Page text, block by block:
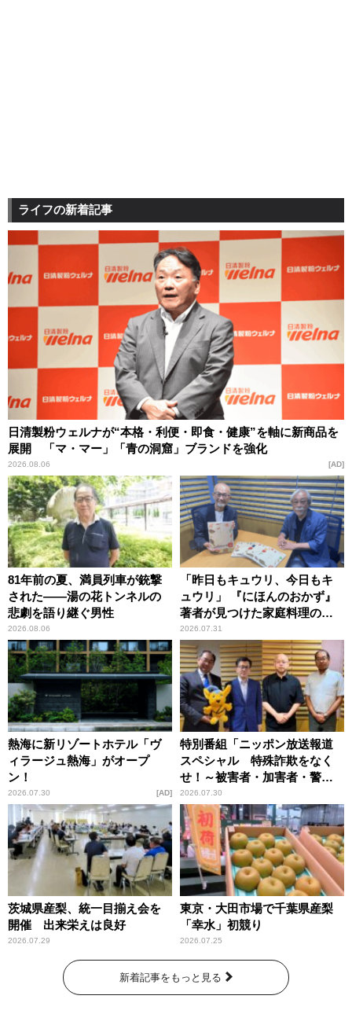
ライフの新着記事
日清製粉ウェルナが“本格・利便・即食・健康”を軸に新商品を
展開 「マ・マー」「青の洞窟」ブランドを強化
2026.08.06 AD
81年前の夏、満員列車が銃撃
された――湯の花トンネルの
悲劇を語り継ぐ男性
2026.08.06
「昨日もキュウリ、今日もキ
ュウリ」 『にほんのおかず』
著者が見つけた家庭料理の知
恵
2026.07.31
熱海に新リゾートホテル「ヴ
ィラージュ熱海」がオープ
ン！
2026.07.30 AD
特別番組「ニッポン放送報道
スペシャル 特殊詐欺をなく
せ！～被害者・加害者・警視
庁が語るトクリュウの実態
～」放送
2026.07.30
茨城県産梨、統一目揃え会を
開催 出来栄えは良好
2026.07.29
東京・大田市場で千葉県産梨
「幸水」初競り
2026.07.25
新着記事をもっと見る